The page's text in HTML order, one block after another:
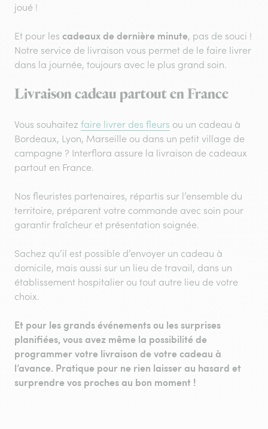
joué !
Et pour les cadeaux de dernière minute, pas de souci !
Notre service de livraison vous permet de le faire livrer
dans la journée, toujours avec le plus grand soin.
Livraison cadeau partout en France
Vous souhaitez faire livrer des fleurs ou un cadeau à
Bordeaux, Lyon, Marseille ou dans un petit village de
campagne ? Interflora assure la livraison de cadeaux
partout en France.
Nos fleuristes partenaires, répartis sur l’ensemble du
territoire, préparent votre commande avec soin pour
garantir fraîcheur et présentation soignée.
Sachez qu’il est possible d’envoyer un cadeau à
domicile, mais aussi sur un lieu de travail, dans un
établissement hospitalier ou tout autre lieu de votre
choix.
Et pour les grands événements ou les surprises
planifiées, vous avez même la possibilité de
programmer votre livraison de votre cadeau à
l’avance. Pratique pour ne rien laisser au hasard et
surprendre vos proches au bon moment !